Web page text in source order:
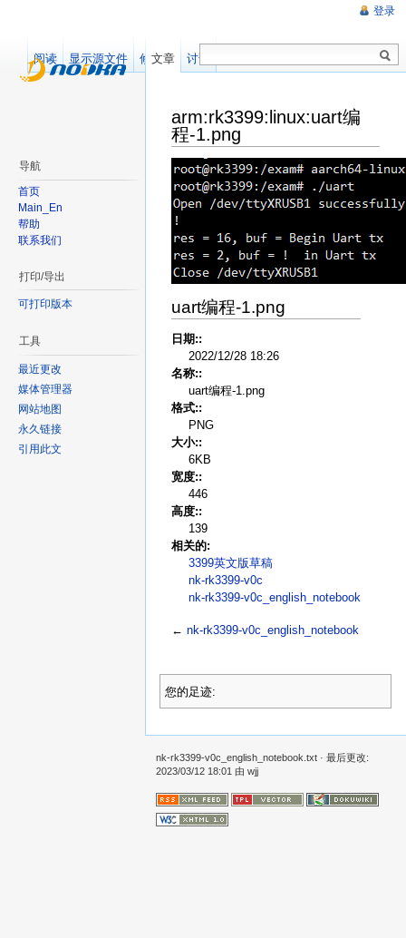
arm:rk3399:linux:uart编
程-1.png
uart编程-1.png
日期::
2022/12/28 18:26
名称::
uart编程-1.png
格式::
PNG
大小::
6KB
宽度::
446
高度::
139
相关的:
3399英文版草稿
nk-rk3399-v0c
nk-rk3399-v0c_english_notebook
← nk-rk3399-v0c_english_notebook
您的足迹:
登录
文章 讨论
阅读 显示源文件 修订记录
导航
首页
Main_En
帮助
联系我们
打印/导出
可打印版本
工具
最近更改
媒体管理器
网站地图
永久链接
引用此文
nk-rk3399-v0c_english_notebook.txt · 最后更改:
2023/03/12 18:01 由 wjj